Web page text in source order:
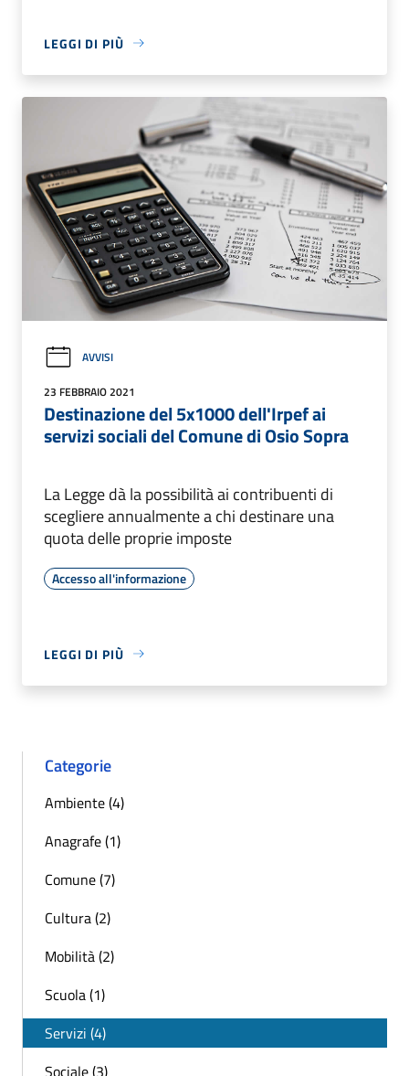
LEGGI DI PIÙ
AVVISI
23 FEBBRAIO 2021
Destinazione del 5x1000 dell'Irpef ai
servizi sociali del Comune di Osio Sopra
La Legge dà la possibilità ai contribuenti di
scegliere annualmente a chi destinare una
quota delle proprie imposte
Accesso all'informazione
LEGGI DI PIÙ
Categorie
Ambiente (4)
Anagrafe (1)
Comune (7)
Cultura (2)
Mobilità (2)
Scuola (1)
Servizi (4)
Sociale (3)